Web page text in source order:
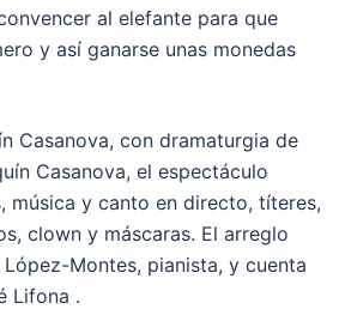
al elefante para que
y así ganarse unas monedas
Casanova, con dramaturgia de
Casanova, el espectáculo
música y canto en directo, títeres,
clown y máscaras. El arreglo
Montes, pianista, y cuenta
Lifona .